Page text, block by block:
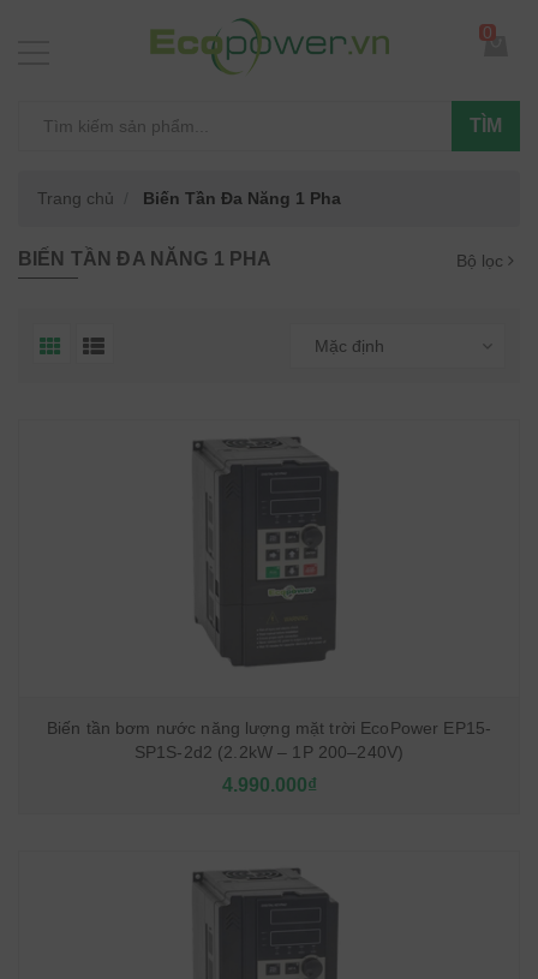
TÌM
0
Trang chủ Biến Tần Đa Năng 1 Pha
BIẾN TẦN ĐA NĂNG 1 PHA Bộ lọc
Mặc định
Biến tần bơm nước năng lượng mặt trời EcoPower EP15-
SP1S-2d2 (2.2kW – 1P 200–240V)
4.990.000₫